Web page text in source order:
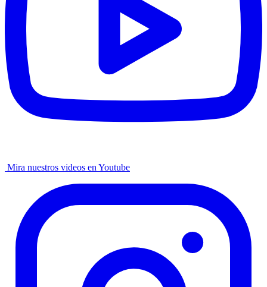
Mira nuestros videos en Youtube